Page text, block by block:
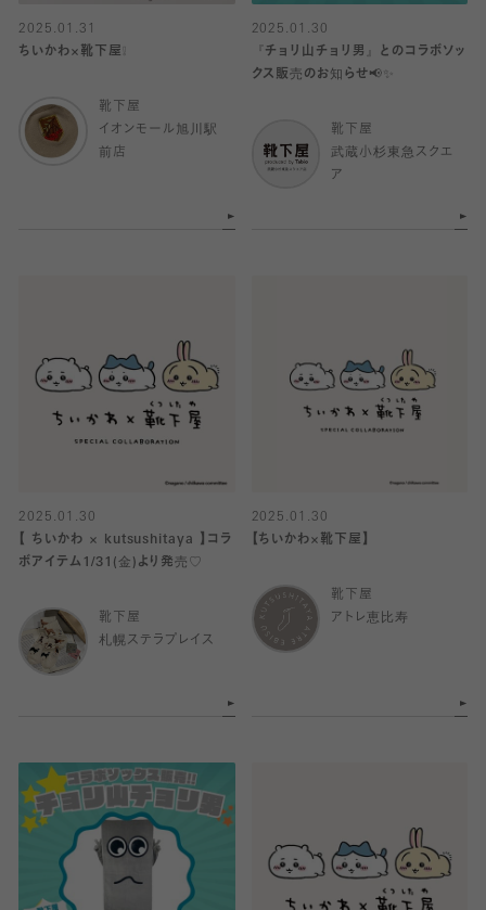
2025.01.31
ちいかわ×靴下屋❕
靴下屋
イオンモール旭川駅
前店
2025.01.30
『チョリ山チョリ男』とのコラボソッ
クス販売のお知らせ📢✨
靴下屋
武蔵小杉東急スクエ
ア
2025.01.30
【 ちいかわ × kutsushitaya 】コラ
ボアイテム1/31(金)より発売♡
靴下屋
札幌ステラプレイス
2025.01.30
【ちいかわ×靴下屋】
靴下屋
アトレ恵比寿